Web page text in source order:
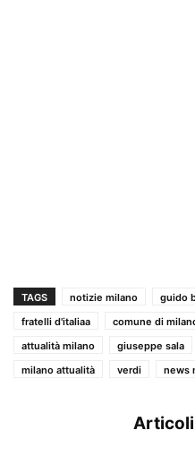
TAGS notizie milano guido
fratelli d'italiaa
comune di
attualità milano
giuseppe sala
milano attualità
verdi news